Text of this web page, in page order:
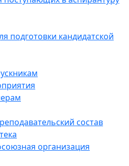
подготовки кандидатской
состав
организация